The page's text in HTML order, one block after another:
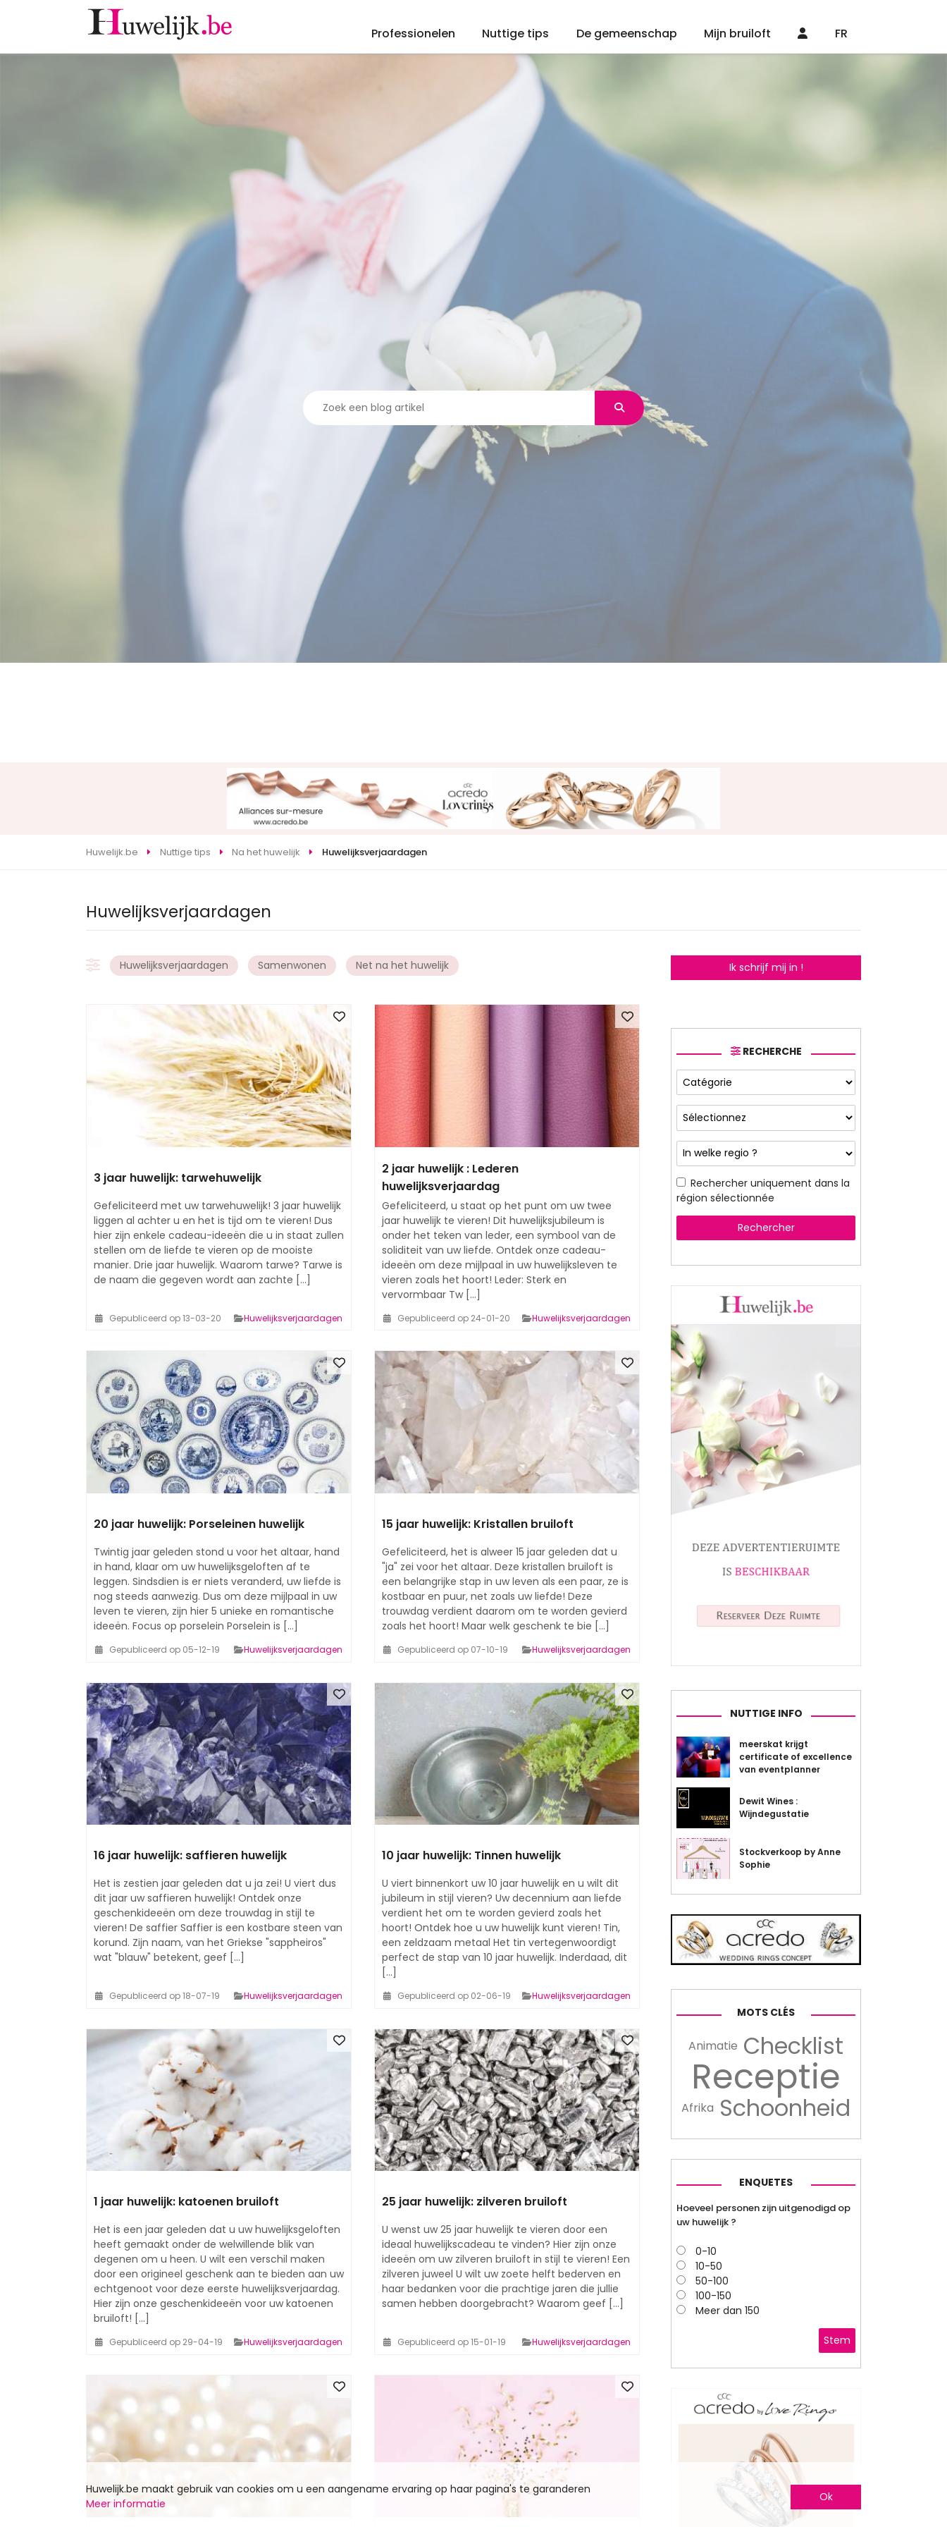
Professionelen Nuttige tips De gemeenschap Mijn bruiloft FR
Huwelijk.be Nuttige tips Na het huwelijk Huwelijksverjaardagen
Huwelijksverjaardagen
Huwelijksverjaardagen Samenwonen Net na het huwelijk
3 jaar huwelijk: tarwehuwelijk
Gefeliciteerd met uw tarwehuwelijk! 3 jaar huwelijk
liggen al achter u en het is tijd om te vieren! Dus
hier zijn enkele cadeau-ideeën die u in staat zullen
stellen om de liefde te vieren op de mooiste
manier. Drie jaar huwelijk. Waarom tarwe? Tarwe is
de naam die gegeven wordt aan zachte [...]
Gepubliceerd op 13-03-20 Huwelijksverjaardagen
2 jaar huwelijk : Lederen
huwelijksverjaardag
Gefeliciteerd, u staat op het punt om uw twee
jaar huwelijk te vieren! Dit huwelijksjubileum is
onder het teken van leder, een symbool van de
soliditeit van uw liefde. Ontdek onze cadeau-
ideeën om deze mijlpaal in uw huwelijksleven te
vieren zoals het hoort! Leder: Sterk en
vervormbaar Tw [...]
Gepubliceerd op 24-01-20 Huwelijksverjaardagen
20 jaar huwelijk: Porseleinen huwelijk
Twintig jaar geleden stond u voor het altaar, hand
in hand, klaar om uw huwelijksgeloften af te
leggen. Sindsdien is er niets veranderd, uw liefde is
nog steeds aanwezig. Dus om deze mijlpaal in uw
leven te vieren, zijn hier 5 unieke en romantische
ideeën. Focus op porselein Porselein is [...]
Gepubliceerd op 05-12-19 Huwelijksverjaardagen
15 jaar huwelijk: Kristallen bruiloft
Gefeliciteerd, het is alweer 15 jaar geleden dat u
"ja" zei voor het altaar. Deze kristallen bruiloft is
een belangrijke stap in uw leven als een paar, ze is
kostbaar en puur, net zoals uw liefde! Deze
trouwdag verdient daarom om te worden gevierd
zoals het hoort! Maar welk geschenk te bie [...]
Gepubliceerd op 07-10-19 Huwelijksverjaardagen
16 jaar huwelijk: saffieren huwelijk
Het is zestien jaar geleden dat u ja zei! U viert dus
dit jaar uw saffieren huwelijk! Ontdek onze
geschenkideeën om deze trouwdag in stijl te
vieren! De saffier Saffier is een kostbare steen van
korund. Zijn naam, van het Griekse "sappheiros"
wat "blauw" betekent, geef [...]
Gepubliceerd op 18-07-19 Huwelijksverjaardagen
10 jaar huwelijk: Tinnen huwelijk
U viert binnenkort uw 10 jaar huwelijk en u wilt dit
jubileum in stijl vieren? Uw decennium aan liefde
verdient het om te worden gevierd zoals het
hoort! Ontdek hoe u uw huwelijk kunt vieren! Tin,
een zeldzaam metaal Het tin vertegenwoordigt
perfect de stap van 10 jaar huwelijk. Inderdaad, dit
[...]
Gepubliceerd op 02-06-19 Huwelijksverjaardagen
1 jaar huwelijk: katoenen bruiloft
Het is een jaar geleden dat u uw huwelijksgeloften
heeft gemaakt onder de welwillende blik van
degenen om u heen. U wilt een verschil maken
door een origineel geschenk aan te bieden aan uw
echtgenoot voor deze eerste huwelijksverjaardag.
Hier zijn onze geschenkideeën voor uw katoenen
bruiloft! [...]
Gepubliceerd op 29-04-19 Huwelijksverjaardagen
25 jaar huwelijk: zilveren bruiloft
U wenst uw 25 jaar huwelijk te vieren door een
ideaal huwelijkscadeau te vinden? Hier zijn onze
ideeën om uw zilveren bruiloft in stijl te vieren! Een
zilveren juweel U wilt uw zoete helft bederven en
haar bedanken voor die prachtige jaren die jullie
samen hebben doorgebracht? Waarom geef [...]
Gepubliceerd op 15-01-19 Huwelijksverjaardagen
Ik schrijf mij in !
RECHERCHE
Rechercher uniquement dans la
région sélectionnée
Rechercher
NUTTIGE INFO
meerskat krijgt
certificate of excellence
van eventplanner
Dewit Wines :
Wijndegustatie
Stockverkoop by Anne
Sophie
MOTS CLÉS
Animatie Checklist
Receptie
Afrika Schoonheid
ENQUETES
Hoeveel personen zijn uitgenodigd op
uw huwelijk ?
0-10
10-50
50-100
100-150
Meer dan 150
Stem
Huwelijk.be maakt gebruik van cookies om u een aangename ervaring op haar pagina's te garanderen
Meer informatie
Ok